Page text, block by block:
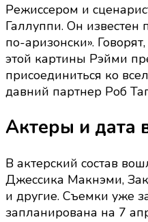
Режиссером и
Галлуппи. Он известен
по-аризонски».
этой картины Рэйми
присоединиться ко
давний партнер Роб
Актеры и дата
В актерский состав
Джессика Макнэми,
и другие. Съемки уже
запланирована на 7